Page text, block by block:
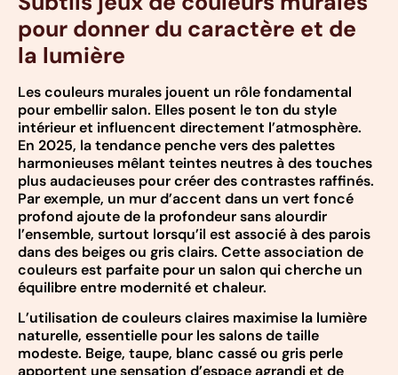
pour donner du caractère et de
la lumière
Les couleurs murales jouent un rôle fondamental
pour embellir salon. Elles posent le ton du style
intérieur et influencent directement l’atmosphère.
En 2025, la tendance penche vers des palettes
harmonieuses mêlant teintes neutres à des touches
plus audacieuses pour créer des contrastes raffinés.
Par exemple, un mur d’accent dans un vert foncé
profond ajoute de la profondeur sans alourdir
l’ensemble, surtout lorsqu’il est associé à des parois
dans des beiges ou gris clairs. Cette association de
couleurs est parfaite pour un salon qui cherche un
équilibre entre modernité et chaleur.
L’utilisation de couleurs claires maximise la lumière
naturelle, essentielle pour les salons de taille
modeste. Beige, taupe, blanc cassé ou gris perle
apportent une sensation d’espace agrandi et de